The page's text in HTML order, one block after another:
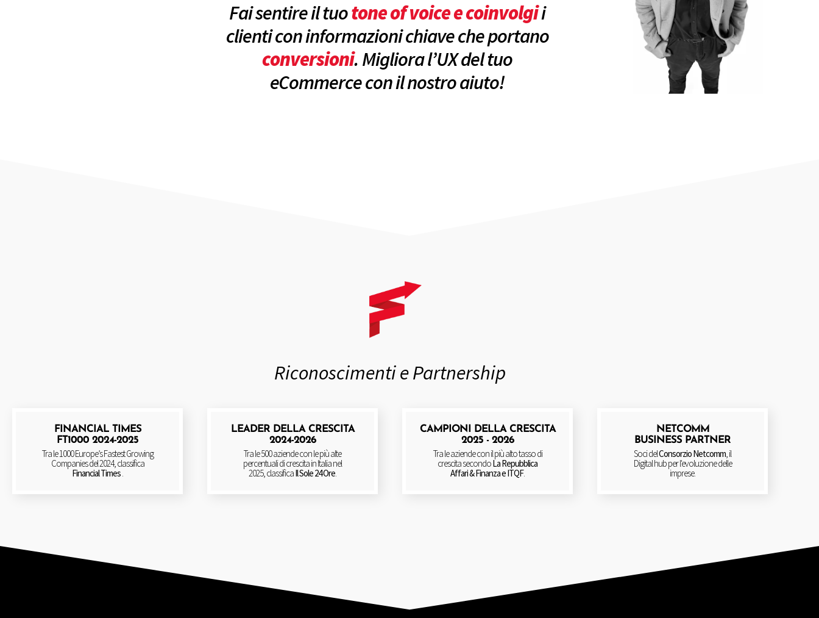
Fai sentire il tuotone of voice e coinvolgii
clienti con informazioni chiave che portano
conversioni. Migliora l’UX del tuo
eCommerce con il nostro aiuto!
Riconoscimenti e Partnership
FINANCIAL TIMES
FT1000 2024-2025
Tra le 1000 Europe’s Fastest Growing
Companies del 2024, classifica
Financial Times.
LEADER DELLA CRESCITA
2024-2026
Tra le 500 aziende con le più alte
percentuali di crescita in Italia nel
2025, classificaIl Sole 24 Ore.
CAMPIONI DELLA CRESCITA
2025 - 2026
Tra le aziende con il più alto tasso di
crescita secondoLa Repubblica
Affari & Finanza e ITQF.
NETCOMM
BUSINESS PARTNER
Soci delConsorzio Netcomm, il
Digital hub per l'evoluzione delle
imprese.